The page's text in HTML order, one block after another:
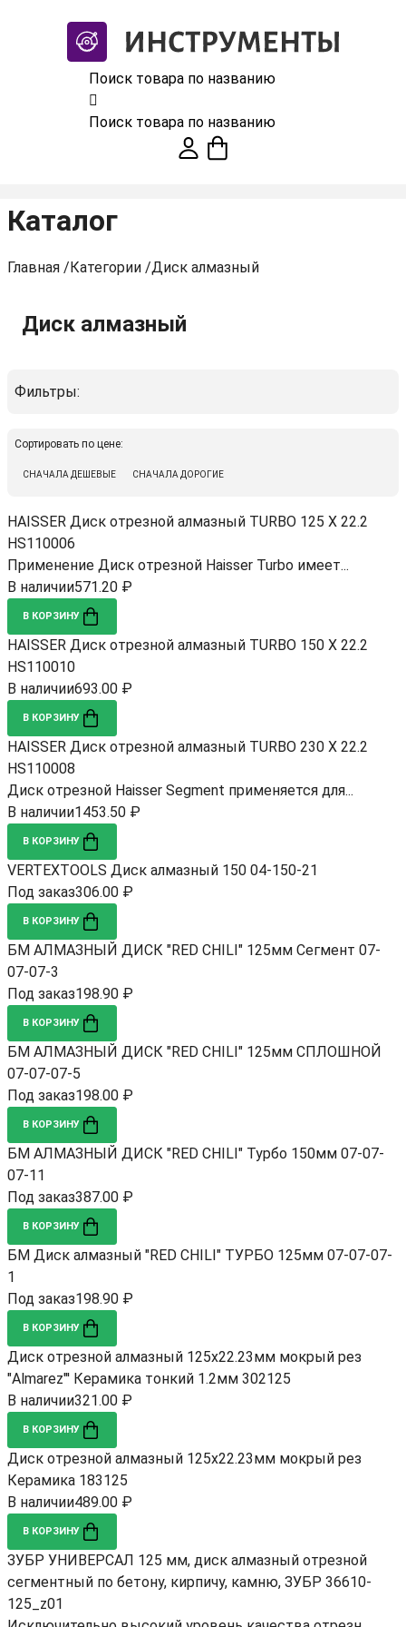
Поиск товара по названию
Поиск товара по названию
Каталог
Главная /Категории /Диск алмазный
Диск алмазный
Фильтры:
Сортировать по цене:
СНАЧАЛА ДЕШЕВЫЕ СНАЧАЛА ДОРОГИЕ
HAISSER Диск отрезной алмазный TURBO 125 Х 22.2
HS110006
Применение Диск отрезной Haisser Turbo имеет...
В наличии571.20 ₽
В КОРЗИНУ
HAISSER Диск отрезной алмазный TURBO 150 Х 22.2
HS110010
В наличии693.00 ₽
В КОРЗИНУ
HAISSER Диск отрезной алмазный TURBO 230 Х 22.2
HS110008
Диск отрезной Haisser Segment применяется для...
В наличии1453.50 ₽
В КОРЗИНУ
VERTEXTOOLS Диск алмазный 150 04-150-21
Под заказ306.00 ₽
В КОРЗИНУ
БМ АЛМАЗНЫЙ ДИСК "RED CHILI" 125мм Сегмент 07-
07-07-3
Под заказ198.90 ₽
В КОРЗИНУ
БМ АЛМАЗНЫЙ ДИСК "RED CHILI" 125мм СПЛОШНОЙ
07-07-07-5
Под заказ198.00 ₽
В КОРЗИНУ
БМ АЛМАЗНЫЙ ДИСК "RED CHILI" Турбо 150мм 07-07-
07-11
Под заказ387.00 ₽
В КОРЗИНУ
БМ Диск алмазный "RED CHILI" ТУРБО 125мм 07-07-07-
1
Под заказ198.90 ₽
В КОРЗИНУ
Диск отрезной алмазный 125х22.23мм мокрый рез
"Almarez"' Керамика тонкий 1.2мм 302125
В наличии321.00 ₽
В КОРЗИНУ
Диск отрезной алмазный 125х22.23мм мокрый рез
Керамика 183125
В наличии489.00 ₽
В КОРЗИНУ
ЗУБР УНИВЕРСАЛ 125 мм, диск алмазный отрезной
сегментный по бетону, кирпичу, камню, ЗУБР 36610-
125_z01